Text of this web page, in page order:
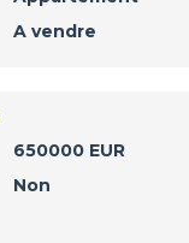
A vendre
650000 EUR
Non